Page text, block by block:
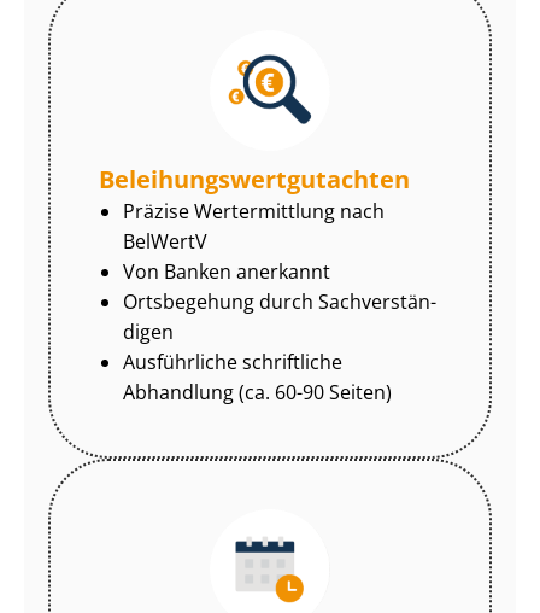
Be­lei­hungs­wert­gut­ach­ten
Präzise Wertermittlung nach
BelWertV
Von Banken anerkannt
Ortsbegehung durch Sach­ver­stän­
di­gen
Ausführliche schriftliche
Abhandlung (ca. 60-90 Seiten)